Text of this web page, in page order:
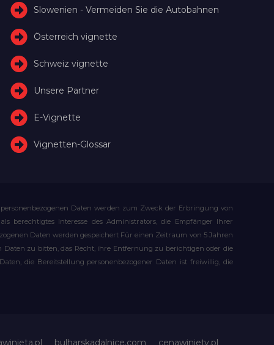
Slowenien - Vermeiden Sie die Autobahnen
Österreich vignette
Schweiz vignette
Unsere Partner
E-Vignette
Vignetten-Glossar
Daten werden zum Zweck der Erbringung von
berechtigtes Interesse des Administrators, die Empfänger Ihrer
Daten werden gespeichert Für einen Zeitraum von 5 Jahren
Daten zu bitten, das Recht, ihre Entfernung zu berichtigen oder die
die Bereitstellung personenbezogener Daten ist freiwillig, die
bulharskadalnice.com cenawiniety.pl